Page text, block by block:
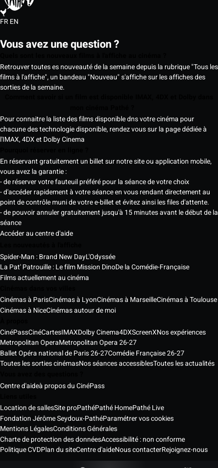
FREN
Vous avez une question ?
Retrouver toutes es nouveauté de la semaine depuis la rubrique "Tous les
films à l'affiche", un bandeau "Nouveau" s'affiche sur les affiches des
sorties de la semaine.
Pour connaitre la liste des films disponible dns votre cinéma pour
chacune des technologie disponible, rendez vous sur la page dédiée à
l'IMAX, 4DX et Dolby Cinema
En réservant gratuitement un billet sur notre site ou application mobile,
vous avez la garantie :
- de réserver votre fauteuil préféré pour la séance de votre choix
- d'accéder rapidement à votre séance en vous rendant directement au
point de contrôle muni de votre e-billet et évitez ainsi les files d'attente.
- de pouvoir annuler gratuitement jusqu'à 15 minutes avant le début de la
séance
Accéder au centre d'aide
Spider-Man : Brand New DayL'Odyssée
La Pat' Patrouille : Le film Mission DinoDe la Comédie-Française
Films actuellement au cinéma
Cinémas à ParisCinémas à LyonCinémas à MarseilleCinémas à Toulouse
Cinémas à NiceCinémas autour de moi
CinéPassCinéCartesIMAXDolby Cinema4DXScreenXNos expériences
Metropolitan OperaMetropolitan Opera 26-27
Ballet Opéra national de Paris 26-27Comédie Française 26-27
Toutes les sorties cinémasNos séances accessiblesToutes les actualités
Centre d'aideà propos du CinéPass
Location de sallesSite proPathéPathé HomePathé Live
Fondation Jérôme Seydoux-PathéParamétrer vos cookies
Mentions LégalesConditions Générales
Charte de protection des donnéesAccessibilité : non conforme
Politique CVDPlan du siteCentre d'aideNous contacterRejoignez-nous